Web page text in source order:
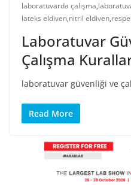
laboratuvarda çalışma,
lateks eldiven,nitril eldiven,
Laboratuvar
Çalışma
laboratuvar güvenliği ve
Read More